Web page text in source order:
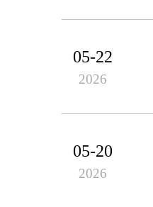
05-22
2026
05-20
2026